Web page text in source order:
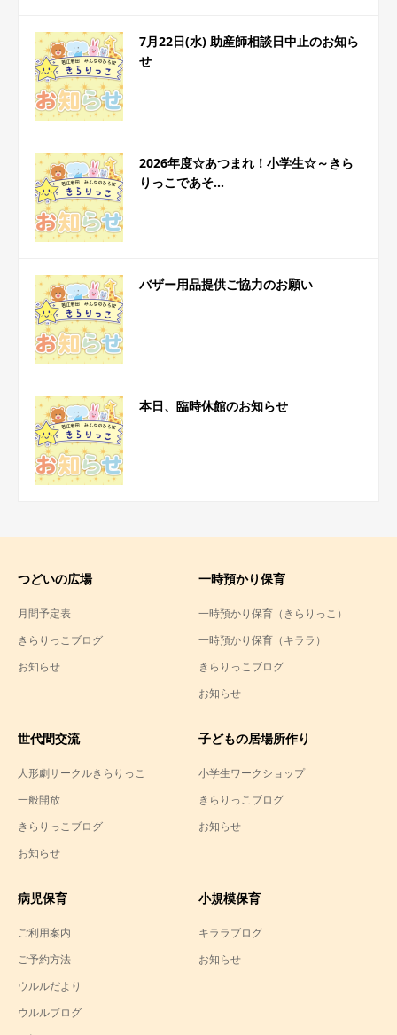
7月22日(水) 助産師相談日中止のお知ら
せ
2026年度☆あつまれ！小学生☆～きら
りっこであそ...
バザー用品提供ご協力のお願い
本日、臨時休館のお知らせ
つどいの広場
月間予定表
きらりっこブログ
お知らせ
一時預かり保育
一時預かり保育（きらりっこ）
一時預かり保育（キララ）
きらりっこブログ
お知らせ
世代間交流
人形劇サークルきらりっこ
一般開放
きらりっこブログ
お知らせ
子どもの居場所作り
小学生ワークショップ
きらりっこブログ
お知らせ
病児保育
ご利用案内
ご予約方法
ウルルだより
ウルルブログ
小規模保育
キララブログ
お知らせ